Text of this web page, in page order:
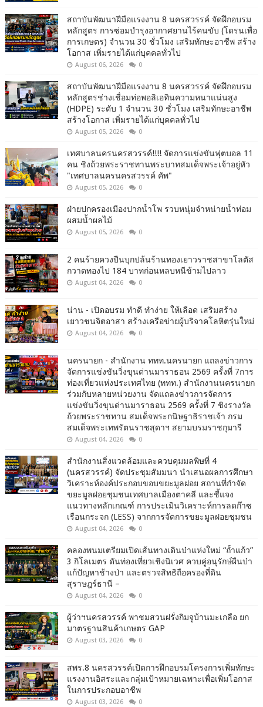
สถาบันพัฒนาฝีมือแรงงาน 8 นครสวรรค์ จัดฝึกอบรม
หลักสูตร การซ่อมบำรุงอากาศยานไร้คนขับ (โดรนเพื่อ
การเกษตร) จำนวน 30 ชั่วโมง เสริมทักษะอาชีพ สร้าง
โอกาส เพิ่มรายได้แก่บุคคลทั่วไป
August 06, 2026 0
สถาบันพัฒนาฝีมือแรงงาน 8 นครสวรรค์ จัดฝึกอบรม
หลักสูตรช่างเชื่อมท่อพอลิเอทินความหนาแน่นสูง
(HDPE) ระดับ 1 จำนวน 30 ชั่วโมง เสริมทักษะอาชีพ
สร้างโอกาส เพิ่มรายได้แก่บุคคลทั่วไป
August 05, 2026 0
เทศบาลนครนครสวรรค์!!!! จัดการแข่งขันฟุตบอล 11
คน ชิงถ้วยพระราชทานพระบาทสมเด็จพระเจ้าอยู่หัว
"เทศบาลนครนครสวรรค์ คัพ"
August 05, 2026 0
ฝ่ายปกครองเมืองปากน้ำโพ รวบหนุ่มจำหน่ายน้ำท่อม
ผสมน้ำผลไม้
August 05, 2026 0
2 คนร้ายควงปืนบุกปล้นร้านทองเยาวราชสาขาโลตัส
กวาดทองไป 184 บาทก่อนหลบหนีข้ามไปลาว
August 04, 2026 0
น่าน - เปิดอบรม ทำดี ทำง่าย ให้เลือด เสริมสร้าง
เยาวชนจิตอาสา สร้างเครือข่ายผู้บริจาคโลหิตรุ่นใหม่
August 04, 2026 0
นครนายก - สำนักงาน ททท.นครนายก แถลงข่าวการ
จัดการแข่งขันวิ่งขุนด่านมาราธอน 2569 ครั้งที่ 7การ
ท่องเที่ยวแห่งประเทศไทย (ททท.) สำนักงานนครนายก
ร่วมกับหลายหน่วยงาน จัดแถลงข่าวการจัดการ
แข่งขันวิ่งขุนด่านมาราธอน 2569 ครั้งที่ 7 ชิงรางวัล
ถ้วยพระราชทาน สมเด็จพระกนิษฐาธิราชเจ้า กรม
สมเด็จพระเทพรัตนราชสุดาฯ สยามบรมราชกุมารี
August 04, 2026 0
สำนักงานสิ่งแวดล้อมและควบคุมมลพิษที่ 4
(นครสวรรค์) จัดประชุมสัมมนา นำเสนอผลการศึกษา
วิเคราะห์องค์ประกอบขอบขยะมูลฝอย สถานที่กำจัด
ขยะมูลฝอยชุมชนเทศบาลเมืองตาคลี และชี้แจง
แนวทางหลักเกณฑ์ การประเมินวิเคราะห์การลดก๊าซ
เรือนกระจก (LESS) จากการจัดการขยะมูลฝอยชุมชน
August 04, 2026 0
คลองพนมเตรียมเปิดเส้นทางเดินป่าแห่งใหม่ “ถ้ำแก้ว”
3 กิโลเมตร ดันท่องเที่ยวเชิงนิเวศ ควบคู่อนุรักษ์ผืนป่า
แก้ปัญหาช้างป่า และตรวจสิทธิถือครองที่ดิน
สุราษฎร์ธานี –
August 04, 2026 0
ผู้ว่าฯนครสวรรค์ พาชมสวนฝรั่งกิมจูบ้านมะเกลือ ยก
มาตรฐานสินค้าเกษตร GAP
August 03, 2026 0
สพร.8 นครสวรรค์เปิดการฝึกอบรมโครงการเพิ่มทักษะ
แรงงานอิสระและกลุ่มเป้าหมายเฉพาะเพื่อเพิ่มโอกาส
ในการประกอบอาชีพ
August 03, 2026 0